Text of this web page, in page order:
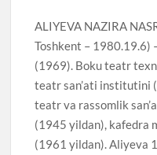
ALIYEVA NAZIRA
Toshkent – 1980.19.6)
(1969). Boku teatr
teatr san’ati institutini
teatr va rassomlik
(1945 yildan), kafedra
(1961 yildan). Aliyeva